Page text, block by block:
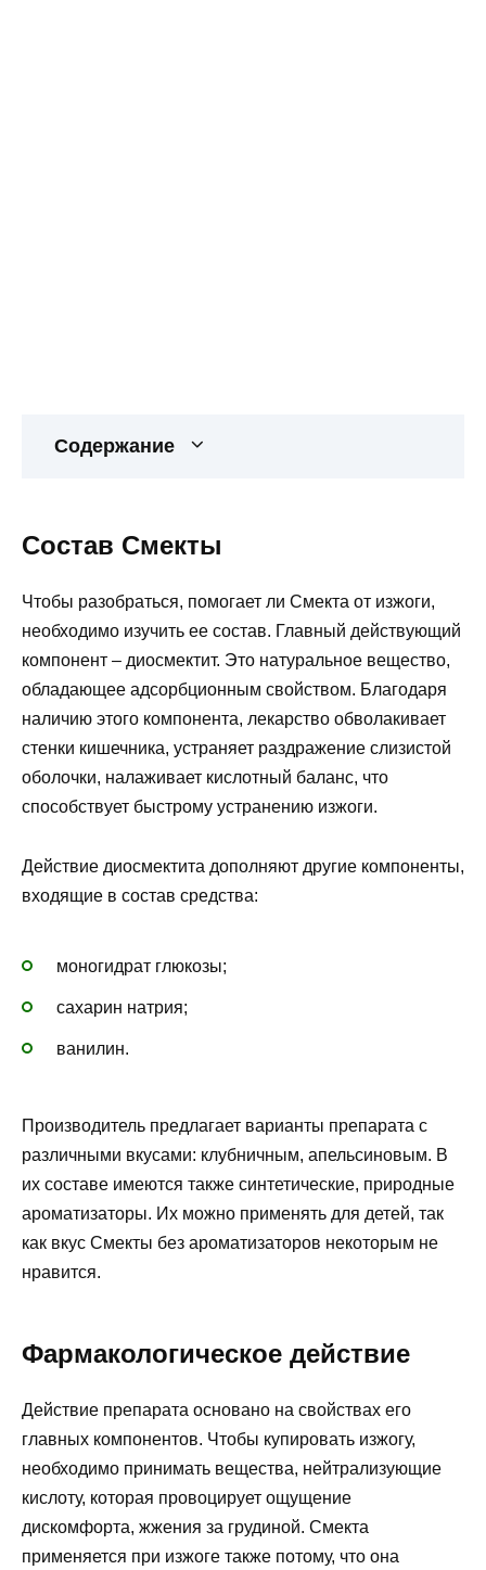
Содержание
Состав Смекты
Чтобы разобраться, помогает ли Смекта от изжоги,
необходимо изучить ее состав. Главный действующий
компонент – диосмектит. Это натуральное вещество,
обладающее адсорбционным свойством. Благодаря
наличию этого компонента, лекарство обволакивает
стенки кишечника, устраняет раздражение слизистой
оболочки, налаживает кислотный баланс, что
способствует быстрому устранению изжоги.
Действие диосмектита дополняют другие компоненты,
входящие в состав средства:
моногидрат глюкозы;
сахарин натрия;
ванилин.
Производитель предлагает варианты препарата с
различными вкусами: клубничным, апельсиновым. В
их составе имеются также синтетические, природные
ароматизаторы. Их можно применять для детей, так
как вкус Смекты без ароматизаторов некоторым не
нравится.
Фармакологическое действие
Действие препарата основано на свойствах его
главных компонентов. Чтобы купировать изжогу,
необходимо принимать вещества, нейтрализующие
кислоту, которая провоцирует ощущение
дискомфорта, жжения за грудиной. Смекта
применяется при изжоге также потому, что она